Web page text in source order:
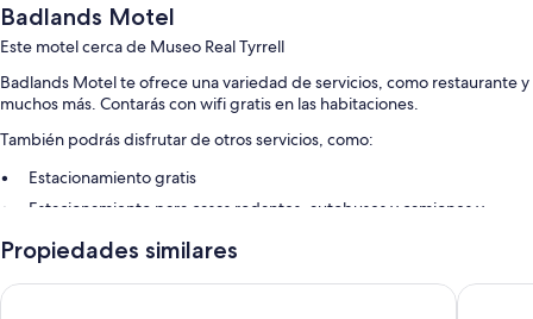
Badlands Motel
Este motel cerca de Museo Real Tyrrell
Badlands Motel te ofrece una variedad de servicios, como restaurante y
muchos más. Contarás con wifi gratis en las habitaciones.
También podrás disfrutar de otros servicios, como:
Estacionamiento gratis
Estacionamiento para casas rodantes, autobuses y camiones y
Los clientes dejan muy buenas opiniones de aspectos como la
atención del personal
Propiedades similares
Econo Lodge Inn & Suites